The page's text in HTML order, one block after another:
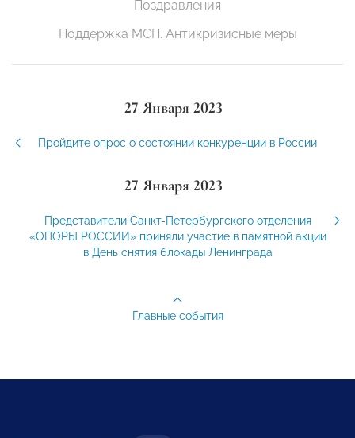
Поздравления
Поддержка МСП. Антикризисные меры
27 Января 2023
Пройдите опрос о состоянии конкуренции в России
27 Января 2023
Представители Санкт-Петербургского отделения
«ОПОРЫ РОССИИ» приняли участие в памятной акции
в День снятия блокады Ленинграда
Главные события